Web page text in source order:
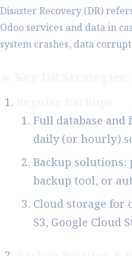
Disaster Recovery (DR)
Odoo services and data in
system crashes, data
Full database and
daily (or hourly)
Backup solutions:
backup tool, or
Cloud storage for
S3, Google Cloud